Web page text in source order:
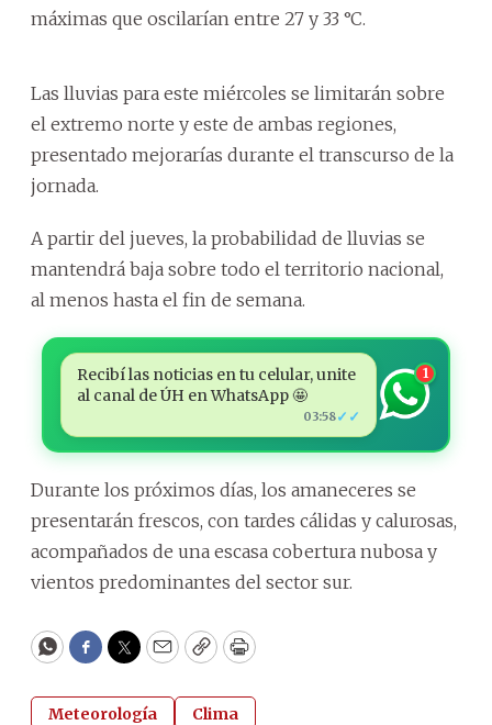
máximas que oscilarían entre 27 y 33 °C.
Las lluvias para este miércoles se limitarán sobre
el extremo norte y este de ambas regiones,
presentado mejorarías durante el transcurso de la
jornada.
A partir del jueves, la probabilidad de lluvias se
mantendrá baja sobre todo el territorio nacional,
al menos hasta el fin de semana.
Recibí las noticias en tu celular, unite
al canal de ÚH en WhatsApp 🤩
03:58✓✓
1
Durante los próximos días, los amaneceres se
presentarán frescos, con tardes cálidas y calurosas,
acompañados de una escasa cobertura nubosa y
vientos predominantes del sector sur.
WhatsApp
Facebook
Twitter
EmailCopyPrint
Meteorología Clima